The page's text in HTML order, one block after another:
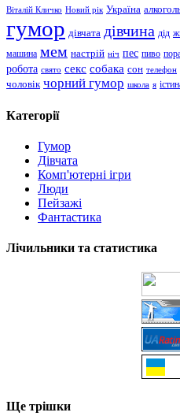
Віталій Кличко Новий рік Україна
гумор дівчата дівчина дід
машина мем настрій ніч пес пиво
робота свято секс собака сон телефон
чоловік чорний гумор школа я
Категорії
Гумор
Дівчата
Комп'ютерні ігри
Люди
Пейзажі
Фантастика
Лічильники та статистика
Ще трішки